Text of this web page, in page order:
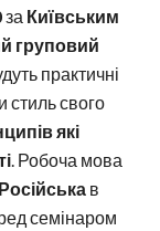
за Київським
груповий
практичні
стиль свого
які
. Робоча мова
в
семінаром